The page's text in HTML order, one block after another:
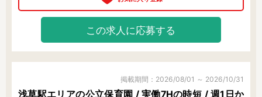
この求人に応募する
掲載期間：2026/08/01 ～ 2026/10/31
浅草駅エリアの公立保育園 / 実働7Hの時短 / 週1日か